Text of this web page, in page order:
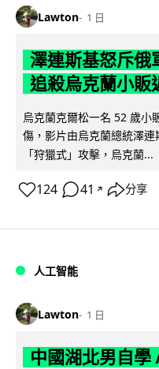
Lawton 1 日
澤連斯基怒斥俄
追殺烏克蘭小販
烏克蘭克爾松一名 52 歲小
傷，影片由烏克蘭總統澤
「狩獵式」攻擊，烏克蘭...
124 41 ↗ 分享
人工智能
Lawton 1 日
中國湖北男自學